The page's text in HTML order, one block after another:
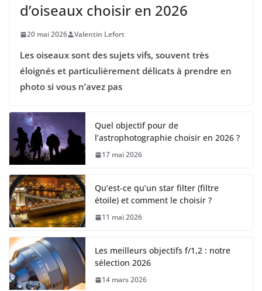
d’oiseaux choisir en 2026
20 mai 2026 Valentin Lefort
Les oiseaux sont des sujets vifs, souvent très
éloignés et particulièrement délicats à prendre en
photo si vous n’avez pas
Quel objectif pour de
l’astrophotographie choisir en 2026 ?
17 mai 2026
Qu’est-ce qu’un star filter (filtre
étoile) et comment le choisir ?
11 mai 2026
Les meilleurs objectifs f/1,2 : notre
sélection 2026
14 mars 2026